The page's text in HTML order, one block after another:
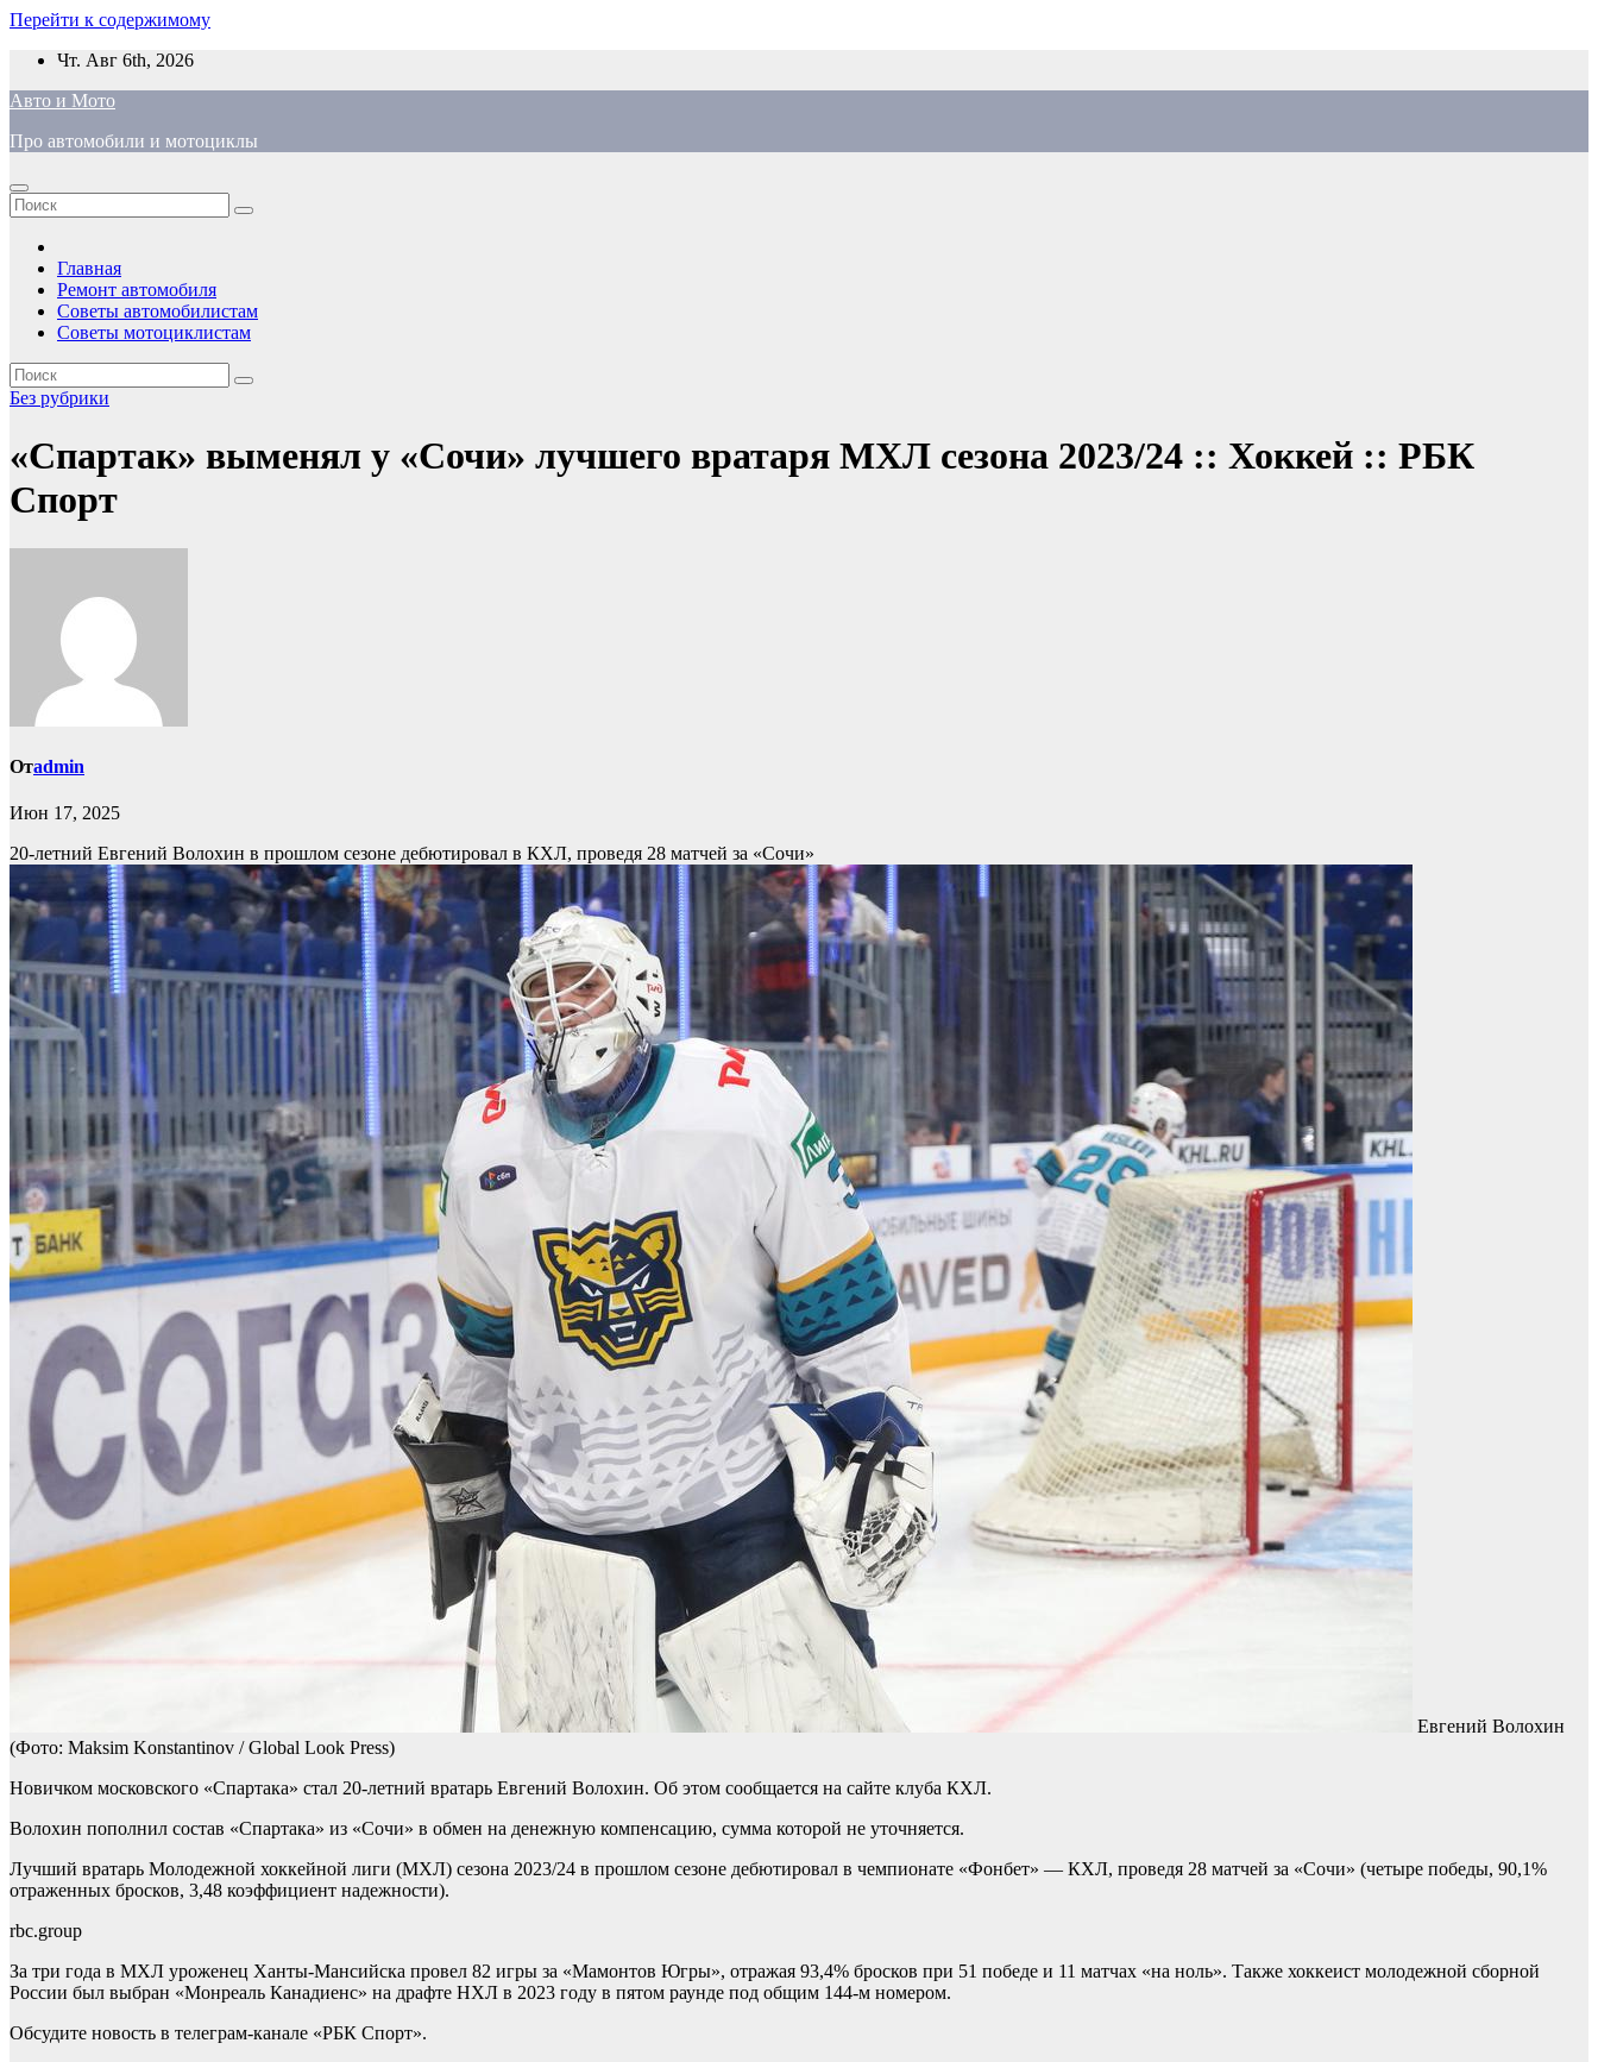
Перейти к содержимому
Чт. Авг 6th, 2026
Авто и Мото
Про автомобили и мотоциклы
Главная
Ремонт автомобиля
Советы автомобилистам
Советы мотоциклистам
Без рубрики
«Спартак» выменял у «Сочи» лучшего вратаря МХЛ сезона 2023/24 :: Хоккей :: РБК
Спорт
Отadmin
Июн 17, 2025
20-летний Евгений Волохин в прошлом сезоне дебютировал в КХЛ, проведя 28 матчей за «Сочи»
Евгений Волохин
(Фото: Maksim Konstantinov / Global Look Press)
Новичком московского «Спартака» стал 20-летний вратарь Евгений Волохин. Об этом сообщается на сайте клуба КХЛ.
Волохин пополнил состав «Спартака» из «Сочи» в обмен на денежную компенсацию, сумма которой не уточняется.
Лучший вратарь Молодежной хоккейной лиги (МХЛ) сезона 2023/24 в прошлом сезоне дебютировал в чемпионате «Фонбет» — КХЛ, проведя 28 матчей за «Сочи» (четыре победы, 90,1%
отраженных бросков, 3,48 коэффициент надежности).
rbc.group
За три года в МХЛ уроженец Ханты-Мансийска провел 82 игры за «Мамонтов Югры», отражая 93,4% бросков при 51 победе и 11 матчах «на ноль». Также хоккеист молодежной сборной
России был выбран «Монреаль Канадиенс» на драфте НХЛ в 2023 году в пятом раунде под общим 144-м номером.
Обсудите новость в телеграм-канале «РБК Спорт».